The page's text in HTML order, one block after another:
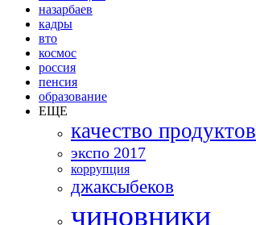
назарбаев
кадры
вто
космос
россия
пенсия
образование
ЕЩЕ
качество продуктов
экспо 2017
коррупция
джаксыбеков
чиновники